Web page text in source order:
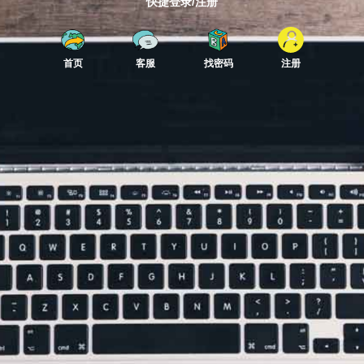
首页 客服 找密码 注册